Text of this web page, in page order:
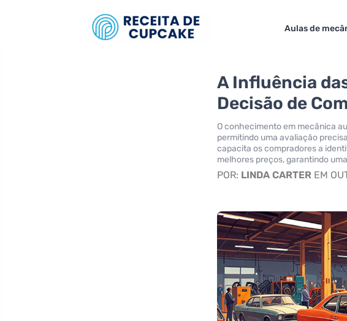
Aulas de
A Influência
Decisão de
O conhecimento em mecânica
permitindo uma avaliação
capacita os compradores a
melhores preços, garantindo
POR: LINDA CARTER EM